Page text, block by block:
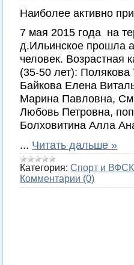
Наиболее активно
7 мая 2015 года на
д.Ильинское прошла
человек. Возрастная
(35-50 лет):
Байкова Елена
Марина Павловна,
Любовь Петровна,
Болховитина Алла
... Читать дальше »
Категория: Спорт и
Комментарии (0)